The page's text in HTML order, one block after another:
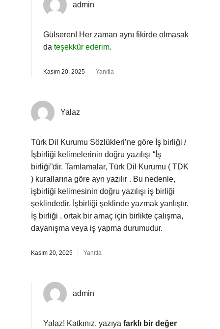
admin
Gülseren! Her zaman aynı fikirde olmasak
da teşekkür ederim.
Kasım 20, 2025 Yanıtla
Yalaz
Türk Dil Kurumu Sözlükleri’ne göre İş birliği /
İşbirliği kelimelerinin doğru yazılışı “İş
birliği”dir. Tamlamalar, Türk Dil Kurumu ( TDK
) kurallarına göre ayrı yazılır . Bu nedenle,
işbirliği kelimesinin doğru yazılışı iş birliği
şeklindedir. İşbirliği şeklinde yazmak yanlıştır.
İş birliği , ortak bir amaç için birlikte çalışma,
dayanışma veya iş yapma durumudur.
Kasım 20, 2025 Yanıtla
admin
Yalaz! Katkınız, yazıya farklı bir değer